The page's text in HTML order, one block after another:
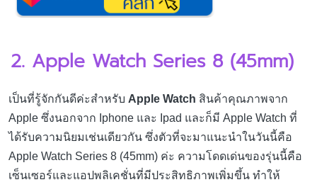
2. Apple Watch Series 8 (45mm)
เป็นที่รู้จักกันดีค่ะสำหรับ Apple Watch สินค้าคุณภาพจาก
Apple ซึ่งนอกจาก Iphone และ Ipad และก็มี Apple Watch ที่
ได้รับความนิยมเช่นเดียวกัน ซึ่งตัวที่จะมาแนะนำในวันนี้คือ
Apple Watch Series 8 (45mm) ค่ะ ความโดดเด่นของรุ่นนี้คือ
เซ็นเซอร์และแอปพลิเคชั่นที่มีประสิทธิภาพเพิ่มขึ้น ทำให้